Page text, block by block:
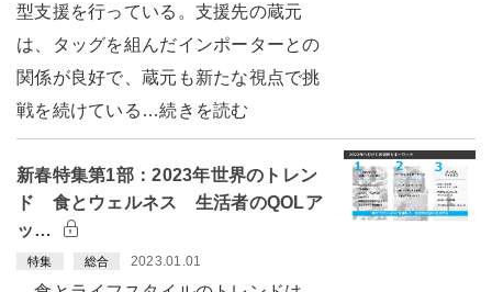
型支援を行っている。支援先の蔵元
は、タッグを組んだインポーターとの
関係が良好で、蔵元も新たな視点で挑
戦を続けている…続きを読む
新春特集第1部：2023年世界のトレン
ド 食とウェルネス 生活者のQOLア
ッ…
特集 総合 2023.01.01